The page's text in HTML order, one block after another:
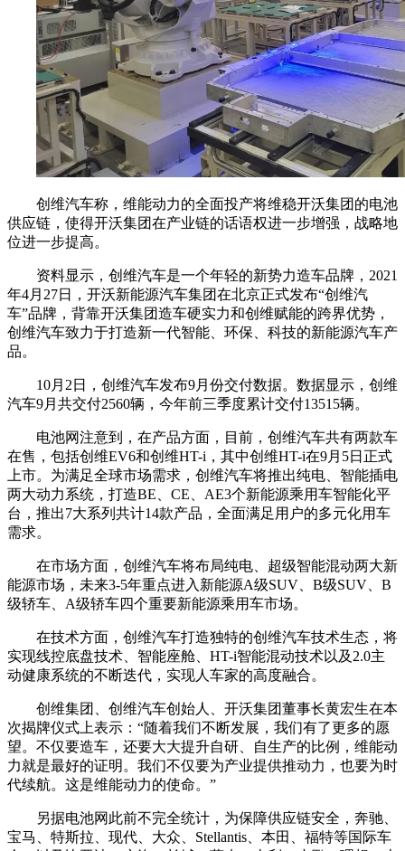
创维汽车称，维能动力的全面投产将维稳开沃集团的电池
供应链，使得开沃集团在产业链的话语权进一步增强，战略地
位进一步提高。
资料显示，创维汽车是一个年轻的新势力造车品牌，2021
年4月27日，开沃新能源汽车集团在北京正式发布“创维汽
车”品牌，背靠开沃集团造车硬实力和创维赋能的跨界优势，
创维汽车致力于打造新一代智能、环保、科技的新能源汽车产
品。
10月2日，创维汽车发布9月份交付数据。数据显示，创维
汽车9月共交付2560辆，今年前三季度累计交付13515辆。
电池网注意到，在产品方面，目前，创维汽车共有两款车
在售，包括创维EV6和创维HT-i，其中创维HT-i在9月5日正式
上市。为满足全球市场需求，创维汽车将推出纯电、智能插电
两大动力系统，打造BE、CE、AE3个新能源乘用车智能化平
台，推出7大系列共计14款产品，全面满足用户的多元化用车
需求。
在市场方面，创维汽车将布局纯电、超级智能混动两大新
能源市场，未来3-5年重点进入新能源A级SUV、B级SUV、B
级轿车、A级轿车四个重要新能源乘用车市场。
在技术方面，创维汽车打造独特的创维汽车技术生态，将
实现线控底盘技术、智能座舱、HT-i智能混动技术以及2.0主
动健康系统的不断迭代，实现人车家的高度融合。
创维集团、创维汽车创始人、开沃集团董事长黄宏生在本
次揭牌仪式上表示：“随着我们不断发展，我们有了更多的愿
望。不仅要造车，还要大大提升自研、自生产的比例，维能动
力就是最好的证明。我们不仅要为产业提供推动力，也要为时
代续航。这是维能动力的使命。”
另据电池网此前不完全统计，为保障供应链安全，奔驰、
宝马、特斯拉、现代、大众、Stellantis、本田、福特等国际车